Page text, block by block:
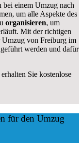
bei einem Umzug nach
um alle Aspekte des
organisieren, um
Mit der richtigen
Umzug von Freiburg im
werden und dafür
Sie kostenlose
für den Umzug